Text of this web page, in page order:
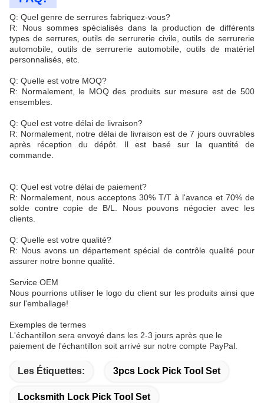
Q: Quel genre de serrures fabriquez-vous?
R: Nous sommes spécialisés dans la production de différents
types de serrures, outils de serrurerie civile, outils de serrurerie
automobile, outils de serrurerie automobile, outils de matériel
personnalisés, etc.
Q: Quelle est votre MOQ?
R: Normalement, le MOQ des produits sur mesure est de 500
ensembles.
Q: Quel est votre délai de livraison?
R: Normalement, notre délai de livraison est de 7 jours ouvrables
après réception du dépôt. Il est basé sur la quantité de
commande.
Q: Quel est votre délai de paiement?
R: Normalement, nous acceptons 30% T/T à l'avance et 70% de
solde contre copie de B/L. Nous pouvons négocier avec les
clients.
Q: Quelle est votre qualité?
R: Nous avons un département spécial de contrôle qualité pour
assurer notre bonne qualité.
Service OEM
Nous pourrions utiliser le logo du client sur les produits ainsi que
sur l'emballage!
Exemples de termes
L'échantillon sera envoyé dans les 2-3 jours après que le
paiement de l'échantillon soit arrivé sur notre compte PayPal.
Les Étiquettes: 3pcs Lock Pick Tool Set
Locksmith Lock Pick Tool Set